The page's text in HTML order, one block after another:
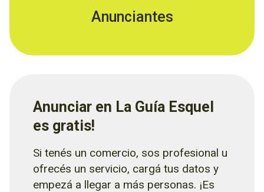
Anunciantes
Anunciar en La Guía Esquel
es gratis!
Si tenés un comercio, sos profesional u
ofrecés un servicio, cargá tus datos y
empezá a llegar a más personas. ¡Es